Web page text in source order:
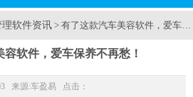
软件资讯 > 有了这款汽车美容软件，爱车
软件，爱车保养不再愁！
来源:车盈易 点击：